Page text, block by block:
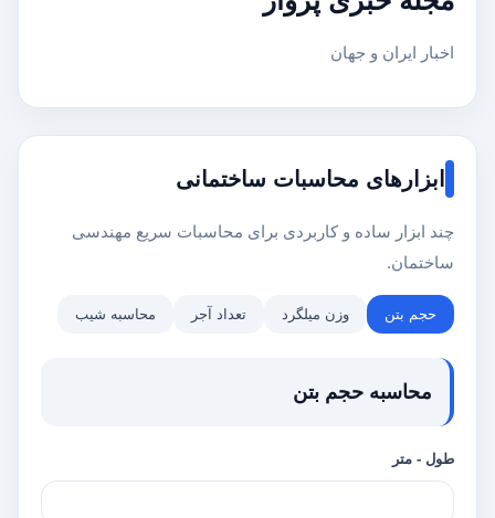
اخبار ایران و جهان
ابزارهای محاسبات ساختمانی
چند ابزار ساده و کاربردی برای محاسبات سریع مهندسی
ساختمان.
حجم بتن وزن میلگرد تعداد آجر محاسبه شیب
محاسبه حجم بتن
طول - متر